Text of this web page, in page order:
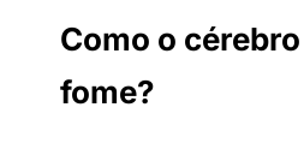
Como o
fome?